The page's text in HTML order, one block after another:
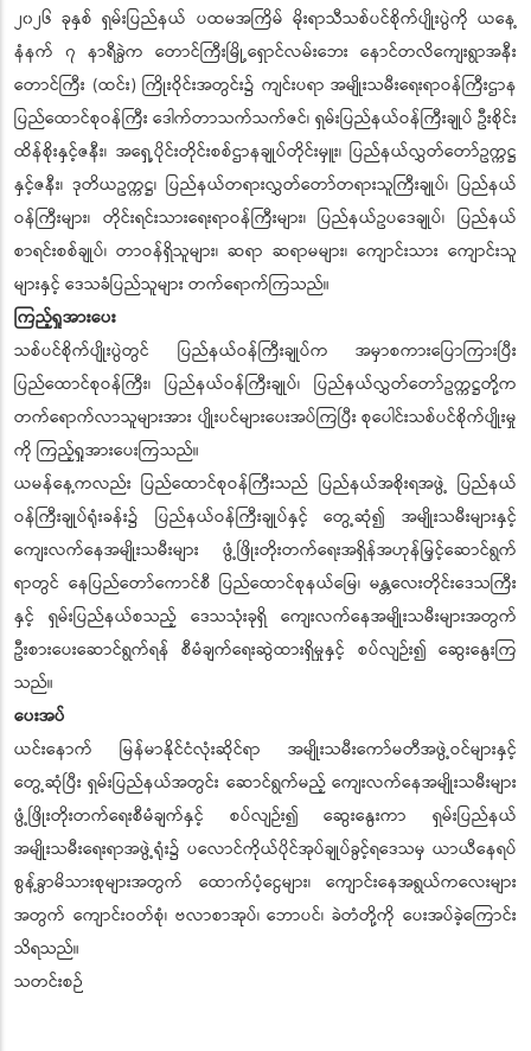
၂၀၂၆ ခုနှစ် ရှမ်းပြည်နယ် ပထမအကြိမ် မိုးရာသီသစ်ပင်စိုက်ပျိုးပွဲကို ယနေ့
နံနက် ၇ နာရီခွဲက တောင်ကြီးမြို့ရှောင်လမ်းဘေး နောင်တလိကျေးရွာအနီး
တောင်ကြီး (ထင်း) ကြိုးဝိုင်းအတွင်း၌ ကျင်းပရာ အမျိုးသမီးရေးရာဝန်ကြီးဌာန
ပြည်ထောင်စုဝန်ကြီး ဒေါက်တာသက်သက်ဇင်၊ ရှမ်းပြည်နယ်ဝန်ကြီးချုပ် ဦးစိုင်း
ထိန်စိုးနှင့်ဇနီး၊ အရှေ့ပိုင်းတိုင်းစစ်ဌာနချုပ်တိုင်းမှူး၊ ပြည်နယ်လွှတ်တော်ဥက္ကဋ္ဌ
နှင့်ဇနီး၊ ဒုတိယဥက္ကဋ္ဌ၊ ပြည်နယ်တရားလွှတ်တော်တရားသူကြီးချုပ်၊ ပြည်နယ်
ဝန်ကြီးများ၊ တိုင်းရင်းသားရေးရာဝန်ကြီးများ၊ ပြည်နယ်ဥပဒေချုပ်၊ ပြည်နယ်
စာရင်းစစ်ချုပ်၊ တာဝန်ရှိသူများ၊ ဆရာ ဆရာမများ၊ ကျောင်းသား ကျောင်းသူ
များနှင့် ဒေသခံပြည်သူများ တက်ရောက်ကြသည်။
ကြည့်ရှုအားပေး
သစ်ပင်စိုက်ပျိုးပွဲတွင် ပြည်နယ်ဝန်ကြီးချုပ်က အမှာစကားပြောကြားပြီး
ပြည်ထောင်စုဝန်ကြီး၊ ပြည်နယ်ဝန်ကြီးချုပ်၊ ပြည်နယ်လွှတ်တော်ဥက္ကဋ္ဌတို့က
တက်ရောက်လာသူများအား ပျိုးပင်များပေးအပ်ကြပြီး စုပေါင်းသစ်ပင်စိုက်ပျိုးမှု
ကို ကြည့်ရှုအားပေးကြသည်။
ယမန်နေ့ကလည်း ပြည်ထောင်စုဝန်ကြီးသည် ပြည်နယ်အစိုးရအဖွဲ့ ပြည်နယ်
ဝန်ကြီးချုပ်ရုံးခန်း၌ ပြည်နယ်ဝန်ကြီးချုပ်နှင့် တွေ့ဆုံ၍ အမျိုးသမီးများနှင့်
ကျေးလက်နေအမျိုးသမီးများ ဖွံ့ဖြိုးတိုးတက်ရေးအရှိန်အဟုန်မြှင့်ဆောင်ရွက်
ရာတွင် နေပြည်တော်ကောင်စီ ပြည်ထောင်စုနယ်မြေ၊ မန္တလေးတိုင်းဒေသကြီး
နှင့် ရှမ်းပြည်နယ်စသည့် ဒေသသုံးခုရှိ ကျေးလက်နေအမျိုးသမီးများအတွက်
ဦးစားပေးဆောင်ရွက်ရန် စီမံချက်ရေးဆွဲထားရှိမှုနှင့် စပ်လျဉ်း၍ ဆွေးနွေးကြ
သည်။
ပေးအပ်
ယင်းနောက် မြန်မာနိုင်ငံလုံးဆိုင်ရာ အမျိုးသမီးကော်မတီအဖွဲ့ဝင်များနှင့်
တွေ့ဆုံပြီး ရှမ်းပြည်နယ်အတွင်း ဆောင်ရွက်မည့် ကျေးလက်နေအမျိုးသမီးများ
ဖွံ့ဖြိုးတိုးတက်ရေးစီမံချက်နှင့် စပ်လျဉ်း၍ ဆွေးနွေးကာ ရှမ်းပြည်နယ်
အမျိုးသမီးရေးရာအဖွဲ့ရုံး၌ ပလောင်ကိုယ်ပိုင်အုပ်ချုပ်ခွင့်ရဒေသမှ ယာယီနေရပ်
စွန့်ခွာမိသားစုများအတွက် ထောက်ပံ့ငွေများ၊ ကျောင်းနေအရွယ်ကလေးများ
အတွက် ကျောင်းဝတ်စုံ၊ ဗလာစာအုပ်၊ ဘောပင်၊ ခဲတံတို့ကို ပေးအပ်ခဲ့ကြောင်း
သိရသည်။
သတင်းစဉ်